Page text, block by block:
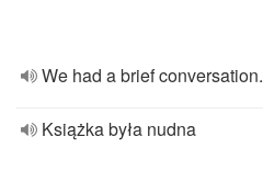
We had a brief conversation.
Książka była nudna